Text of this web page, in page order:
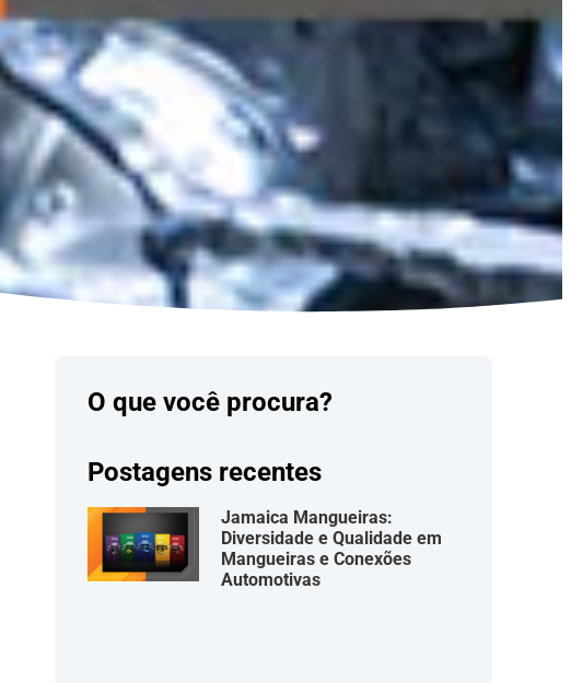
O que você procura?
Postagens recentes
Jamaica Mangueiras:
Diversidade e Qualidade em
Mangueiras e Conexões
Automotivas